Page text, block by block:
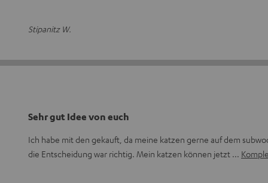
Stipanitz W.
Sehr gut Idee von euch
Ich habe mit den gekauft, da meine katzen gerne auf dem
die Entscheidung war richtig. Mein katzen können jetzt